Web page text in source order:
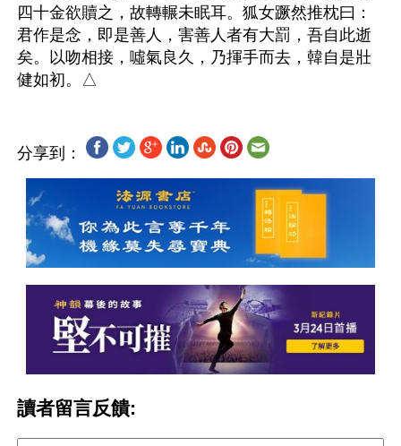
四十金欲贖之，故轉輾未眠耳。狐女蹶然推枕曰：
君作是念，即是善人，害善人者有大罰，吾自此逝
矣。以吻相接，噓氣良久，乃揮手而去，韓自是壯
分享到：
讀者留言反饋: